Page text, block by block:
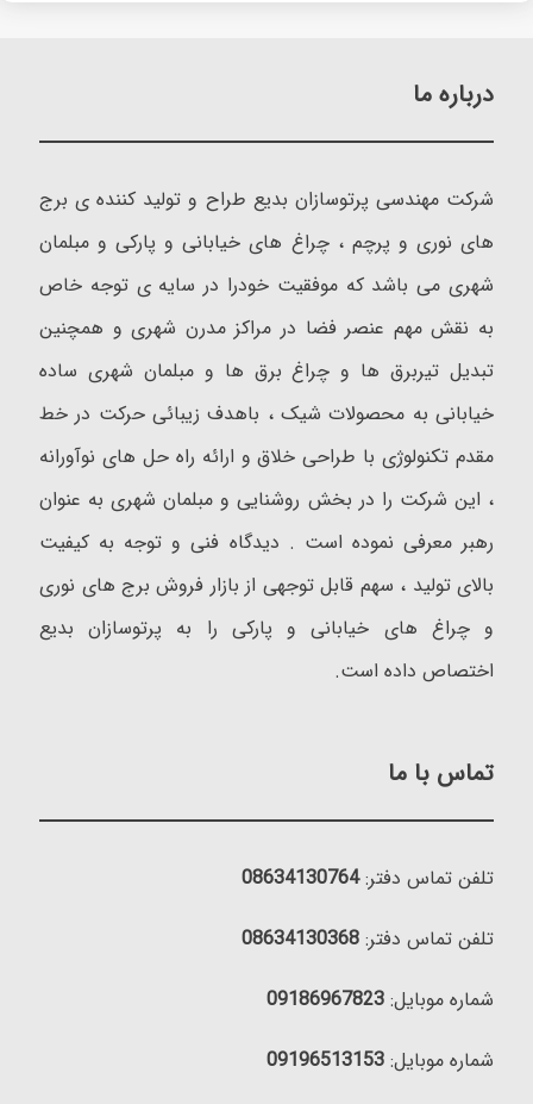
درباره ما
شرکت مهندسی پرتوسازان بدیع طراح و تولید کننده ی برج
های نوری و پرچم ، چراغ های خیابانی و پارکی و مبلمان
شهری می باشد که موفقیت خودرا در سایه ی توجه خاص
به نقش مهم عنصر فضا در مراکز مدرن شهری و همچنین
تبدیل تیربرق ها و چراغ برق ها و مبلمان شهری ساده
خیابانی به محصولات شیک ، باهدف زیبائی حرکت در خط
مقدم تکنولوژی با طراحی خلاق و ارائه راه حل های نوآورانه
، این شرکت را در بخش روشنایی و مبلمان شهری به عنوان
رهبر معرفی نموده است . دیدگاه فنی و توجه به کیفیت
بالای تولید ، سهم قابل توجهی از بازار فروش برج های نوری
و چراغ های خیابانی و پارکی را به پرتوسازان بدیع
اختصاص داده است.
تماس با ما
تلفن تماس دفتر:08634130764
تلفن تماس دفتر:08634130368
شماره موبایل:09186967823
شماره موبایل:09196513153